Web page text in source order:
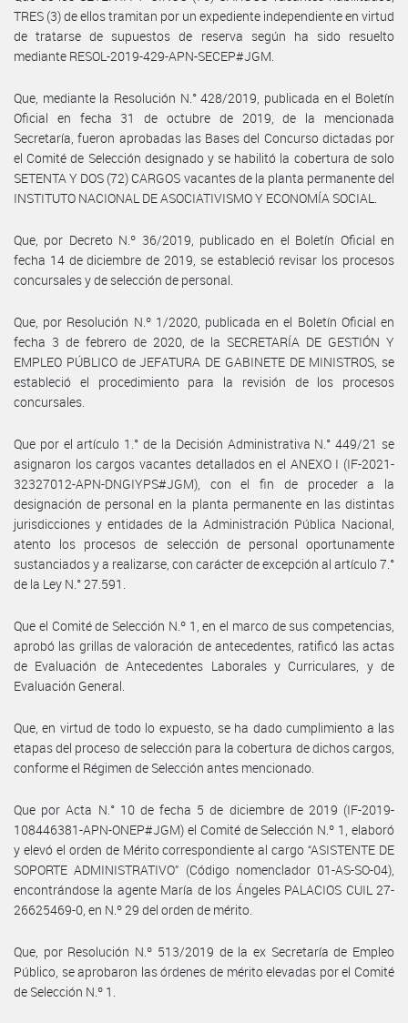
TRES (3) de ellos tramitan por un expediente independiente en virtud
de tratarse de supuestos de reserva según ha sido resuelto
mediante RESOL-2019-429-APN-SECEP#JGM.
Que, mediante la Resolución N.° 428/2019, publicada en el Boletín
Oficial en fecha 31 de octubre de 2019, de la mencionada
Secretaría, fueron aprobadas las Bases del Concurso dictadas por
el Comité de Selección designado y se habilitó la cobertura de solo
SETENTA Y DOS (72) CARGOS vacantes de la planta permanente del
INSTITUTO NACIONAL DE ASOCIATIVISMO Y ECONOMÍA SOCIAL.
Que, por Decreto N.º 36/2019, publicado en el Boletín Oficial en
fecha 14 de diciembre de 2019, se estableció revisar los procesos
concursales y de selección de personal.
Que, por Resolución N.º 1/2020, publicada en el Boletín Oficial en
fecha 3 de febrero de 2020, de la SECRETARÍA DE GESTIÓN Y
EMPLEO PÚBLICO de JEFATURA DE GABINETE DE MINISTROS, se
estableció el procedimiento para la revisión de los procesos
concursales.
Que por el artículo 1.° de la Decisión Administrativa N.° 449/21 se
asignaron los cargos vacantes detallados en el ANEXO I (IF-2021-
32327012-APN-DNGIYPS#JGM), con el fin de proceder a la
designación de personal en la planta permanente en las distintas
jurisdicciones y entidades de la Administración Pública Nacional,
atento los procesos de selección de personal oportunamente
sustanciados y a realizarse, con carácter de excepción al artículo 7.°
de la Ley N.° 27.591.
Que el Comité de Selección N.º 1, en el marco de sus competencias,
aprobó las grillas de valoración de antecedentes, ratificó las actas
de Evaluación de Antecedentes Laborales y Curriculares, y de
Evaluación General.
Que, en virtud de todo lo expuesto, se ha dado cumplimiento a las
etapas del proceso de selección para la cobertura de dichos cargos,
conforme el Régimen de Selección antes mencionado.
Que por Acta N.° 10 de fecha 5 de diciembre de 2019 (IF-2019-
108446381-APN-ONEP#JGM) el Comité de Selección N.º 1, elaboró
y elevó el orden de Mérito correspondiente al cargo “ASISTENTE DE
SOPORTE ADMINISTRATIVO” (Código nomenclador 01-AS-SO-04),
encontrándose la agente María de los Ángeles PALACIOS CUIL 27-
26625469-0, en N.º 29 del orden de mérito.
Que, por Resolución N.º 513/2019 de la ex Secretaría de Empleo
Público, se aprobaron las órdenes de mérito elevadas por el Comité
de Selección N.º 1.